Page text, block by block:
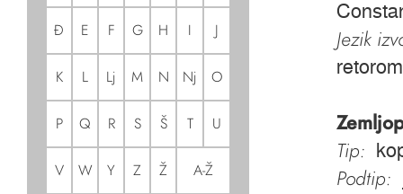
Đ E F G H I J
K L Lj M N Nj O
P Q R S Š T U
V W Y Z Ž A-Ž
Jezik
Tip:
Podtip: